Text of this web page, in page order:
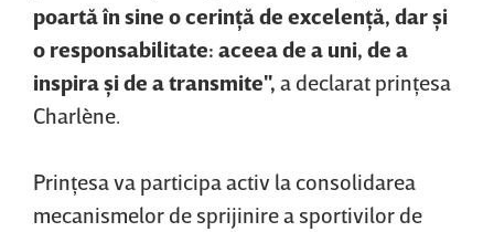
poartă în sine o cerinţă de excelenţă, dar şi
o responsabilitate: aceea de a uni, de a
inspira şi de a transmite", a declarat prinţesa
Charlène.
Prinţesa va participa activ la consolidarea
mecanismelor de sprijinire a sportivilor de